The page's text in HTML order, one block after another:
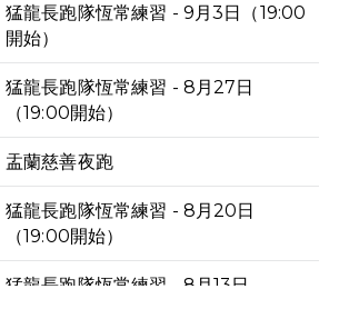
猛龍長跑隊恆常練習 - 9月3日（19:00
開始）
猛龍長跑隊恆常練習 - 8月27日
（19:00開始）
盂蘭慈善夜跑
猛龍長跑隊恆常練習 - 8月20日
（19:00開始）
猛龍長跑隊恆常練習 - 8月13日